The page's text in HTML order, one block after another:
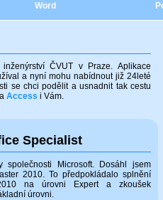
Word
ČVUT v Praze. Aplikace
a nyní mohu nabídnout již 24leté
se chci podělit a usnadnit tak cestu
a Access i Vám.
Specialist
společnosti Microsoft. Dosáhl jsem
2010. To předpokládalo splnění
na úrovni Expert a zkoušek
úrovni.